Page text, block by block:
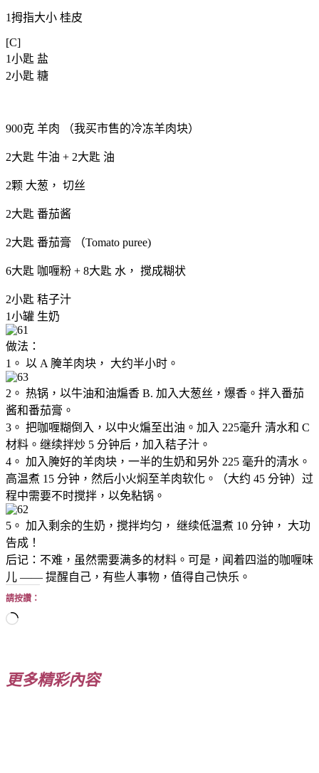
1拇指大小 桂皮
[C]
1小匙 盐
2小匙 糖
900克 羊肉 （我买市售的冷冻羊肉块）
2大匙 牛油 + 2大匙 油
2颗 大葱， 切丝
2大匙 番茄酱
2大匙 番茄膏 （Tomato puree)
6大匙 咖喱粉 + 8大匙 水， 搅成糊状
2小匙 秸子汁
1小罐 生奶
做法：
1。 以 A 腌羊肉块， 大约半小时。
2。 热锅，以牛油和油煸香 B. 加入大葱丝，爆香。拌入番茄
酱和番茄膏。
3。 把咖喱糊倒入，以中火煸至出油。加入 225毫升 清水和 C
材料。继续拌炒 5 分钟后，加入秸子汁。
4。 加入腌好的羊肉块，一半的生奶和另外 225 毫升的清水。
高温煮 15 分钟，然后小火焖至羊肉软化。（大约 45 分钟）过
程中需要不时搅拌，以免粘锅。
5。 加入剩余的生奶，搅拌均匀， 继续低温煮 10 分钟， 大功
告成！
后记：不难，虽然需要满多的材料。可是，闻着四溢的咖喱味
儿 —— 提醒自己，有些人事物，值得自己快乐。
請按讚：
正
入...
更多精彩內容